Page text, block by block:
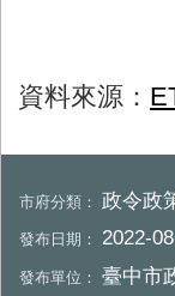
資料來源：
市府分類： 政令政
發布日期：2022-
發布單位：臺中市